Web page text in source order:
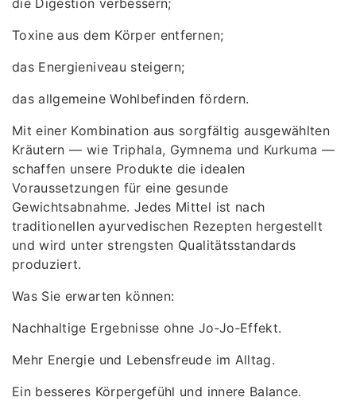
Toxine aus dem Körper entfernen;
das Energieniveau steigern;
das allgemeine Wohlbefinden fördern.
Mit einer Kombination aus sorgfältig ausgewählten
Kräutern — wie Triphala, Gymnema und Kurkuma —
schaffen unsere Produkte die idealen
Voraussetzungen für eine gesunde
Gewichtsabnahme. Jedes Mittel ist nach
traditionellen ayurvedischen Rezepten hergestellt
und wird unter strengsten Qualitätsstandards
produziert.
Was Sie erwarten können:
Nachhaltige Ergebnisse ohne Jo‑Jo‑Effekt.
Mehr Energie und Lebensfreude im Alltag.
Ein besseres Körpergefühl und innere Balance.